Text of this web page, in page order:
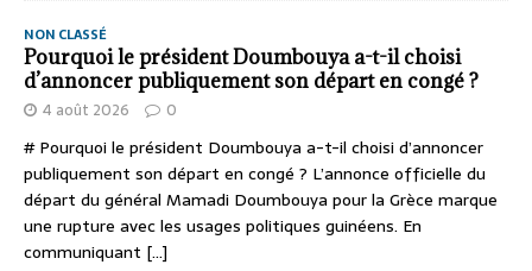
NON CLASSÉ
Pourquoi le président Doumbouya a-t-il choisi
d’annoncer publiquement son départ en congé ?
4 août 2026 0
# Pourquoi le président Doumbouya a-t-il choisi d’annoncer
publiquement son départ en congé ? L’annonce officielle du
départ du général Mamadi Doumbouya pour la Grèce marque
une rupture avec les usages politiques guinéens. En
communiquant [...]